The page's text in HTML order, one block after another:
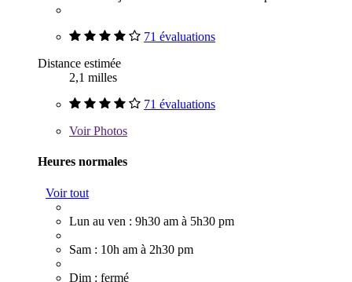
71 évaluations
Distance estimée
2,1 milles
71 évaluations
VoirPhotos
Heures normales
Voir tout
Lun au ven : 9h30 am à 5h30 pm
Sam : 10h am à 2h30 pm
Dim : fermé